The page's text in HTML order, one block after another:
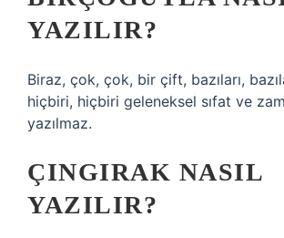
YAZILIR?
Biraz, çok, çok, bir çift, bazıları,
hiçbiri, hiçbiri geleneksel sıfat ve
yazılmaz.
ÇINGIRAK NASIL
YAZILIR?